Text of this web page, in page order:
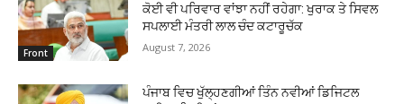
Front
ਕੋਈ ਵੀ ਪਰਿਵਾਰ ਵਾਂਝਾ ਨਹੀਂ ਰਹੇਗਾ: ਖੁਰਾਕ ਤੇ ਸਿਵਲ
ਸਪਲਾਈ ਮੰਤਰੀ ਲਾਲ ਚੰਦ ਕਟਾਰੂਚੱਕ
August 7, 2026
ਪੰਜਾਬ ਵਿਚ ਖੁੱਲ੍ਹਣਗੀਆਂ ਤਿੰਨ ਨਵੀਆਂ ਡਿਜਿਟਲ